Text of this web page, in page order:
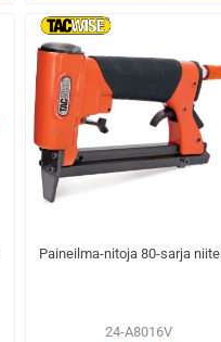
Paineilma-nitoja 80-sarja
24-A8016V